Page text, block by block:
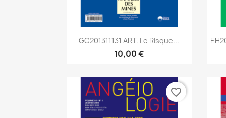
Aperçu rapide
GC201311131 ART. Le Risque...
10,00 €
favorite_border